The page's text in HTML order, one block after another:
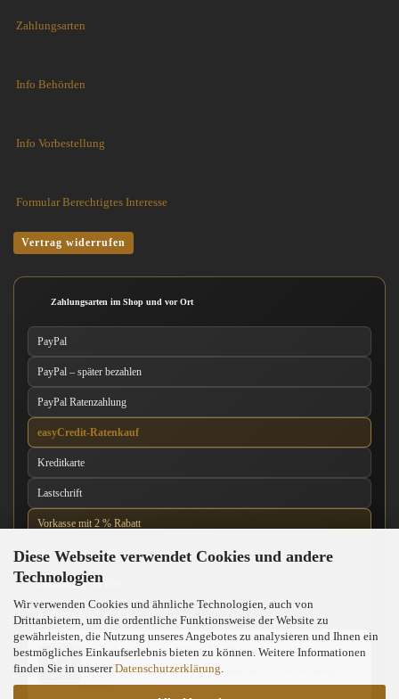
Diese Webseite verwendet Cookies und andere
Technologien
Wir verwenden Cookies und ähnliche Technologien, auch von
Drittanbietern, um die ordentliche Funktionsweise der Website zu
gewährleisten, die Nutzung unseres Angebotes zu analysieren und Ihnen ein
bestmögliches Einkaufserlebnis bieten zu können. Weitere Informationen
finden Sie in unsererDatenschutzerklärung
Zahlungsarten
Info Behörden
Info Vorbestellung
Formular Berechtigtes Interesse
Vertrag widerrufen
Zahlungsarten im Shop und vor Ort
PayPal
PayPal – später bezahlen
PayPal Ratenzahlung
easyCredit-Ratenkauf
Kreditkarte
Lastschrift
Vorkasse mit 2 % Rabatt
Nachnahme
Barzahlung vor Ort
Kartenzahlung vor Ort
News über unseren WhatsApp-Kanal
Neue Messer, Angebote und Neuigkeiten direkt über WhatsApp
erhalten.